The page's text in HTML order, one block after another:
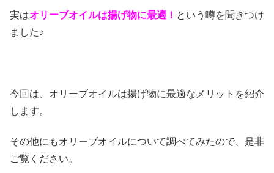
実はオリーブオイルは揚げ物に最適！ という噂を聞きつけ
ました♪
今回は、オリーブオイルは揚げ物に最適なメリットを紹介
します。
その他にもオリーブオイルについて調べてみたので、是非
ご覧ください。